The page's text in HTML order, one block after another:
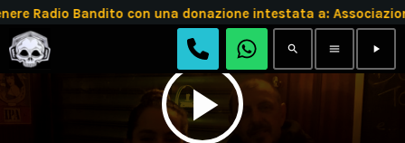
Bandito con una donazione intestata a: Associazione
search menu play_arrow
play_arrow